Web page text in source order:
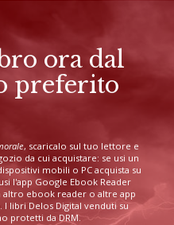
ora dal
preferito
, scaricalo sul tuo lettore e
da cui acquistare: se usi un
mobili o PC acquista su
l'app Google Ebook Reader
altro ebook reader o altre app
libri Delos Digital venduti su
protetti da DRM.